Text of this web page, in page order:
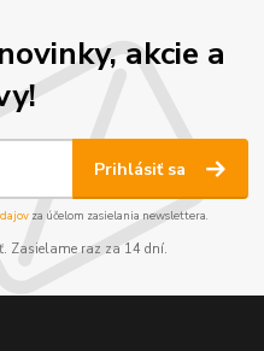
akcie a
Prihlásiť sa
za účelom zasielania newslettera.
Zasielame raz za 14 dní.